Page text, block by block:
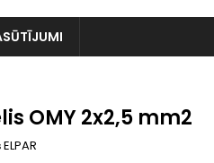
OMY 2x2,5 mm2
ELPAR